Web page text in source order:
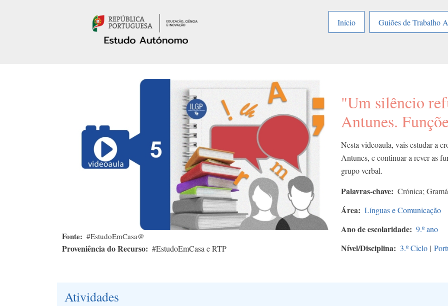
Início
Guiões de Trabalho
Fonte #EstudoEmCasa@
Proveniência do Recurso #EstudoEmCasa e RTP
"Um silêncio
Antunes.
Nesta videoaula, vais estudar a
Antunes, e continuar a rever as
grupo verbal.
Palavras-chave Crónica;
Área Línguas e Comunicação
Ano de escolaridade 9.º ano
Nível/Disciplina 3.º Ciclo |
Atividades